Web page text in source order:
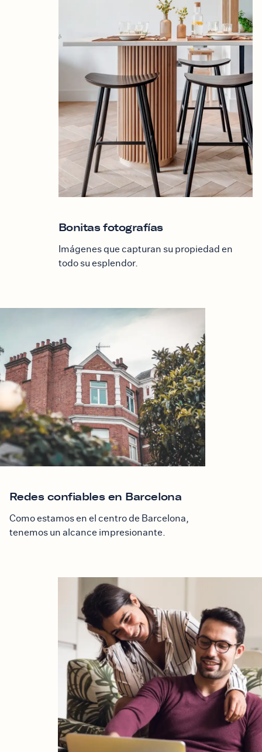
Bonitas fotografías
Imágenes que capturan su propiedad en
todo su esplendor.
Redes confiables en Barcelona
Como estamos en el centro de Barcelona,
tenemos un alcance impresionante.